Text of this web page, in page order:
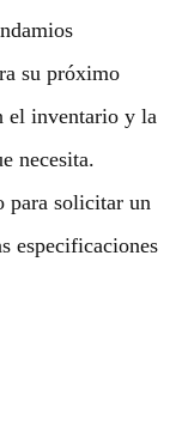
su próximo
el inventario y la
necesita.
para solicitar un
especificaciones